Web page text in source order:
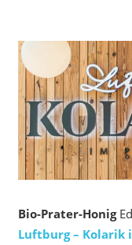
Bio-Prater-Honig
Luftburg – Kolarik